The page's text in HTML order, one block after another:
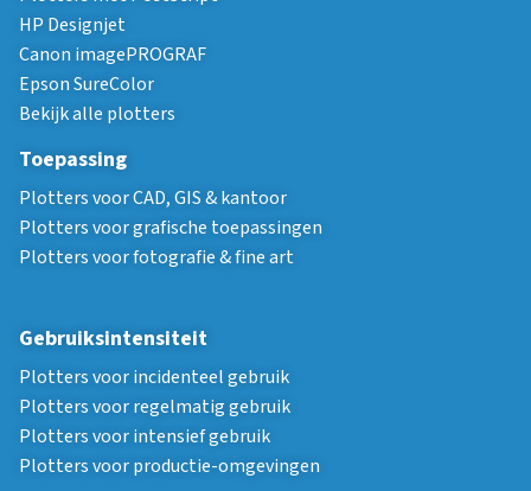
HP Designjet
Canon imagePROGRAF
Epson SureColor
Bekijk alle plotters
Toepassing
Plotters voor CAD, GIS & kantoor
Plotters voor grafische toepassingen
Plotters voor fotografie & fine art
Gebruiksintensiteit
Plotters voor incidenteel gebruik
Plotters voor regelmatig gebruik
Plotters voor intensief gebruik
Plotters voor productie-omgevingen